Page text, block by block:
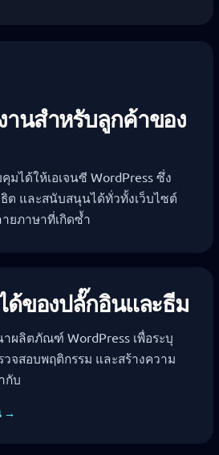
านสำหรับลูกค้าของ
ได้ให้เอเจนซี WordPress ซึ่ง
ต และสนับสนุนได้ทั่วทั้งเว็บไซต์
ยภาษาที่เกิดซ้ำ
ด้ของปลั๊กอินและธีม
ผลิตภัณฑ์ WordPress เพื่อระบุ
จสอบพฤติกรรม และสร้างความ
กับ
→